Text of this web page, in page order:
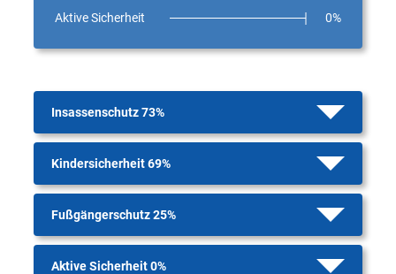
Aktive Sicherheit 0%
Insassenschutz 73%
Kindersicherheit 69%
Fußgängerschutz 25%
Aktive Sicherheit 0%